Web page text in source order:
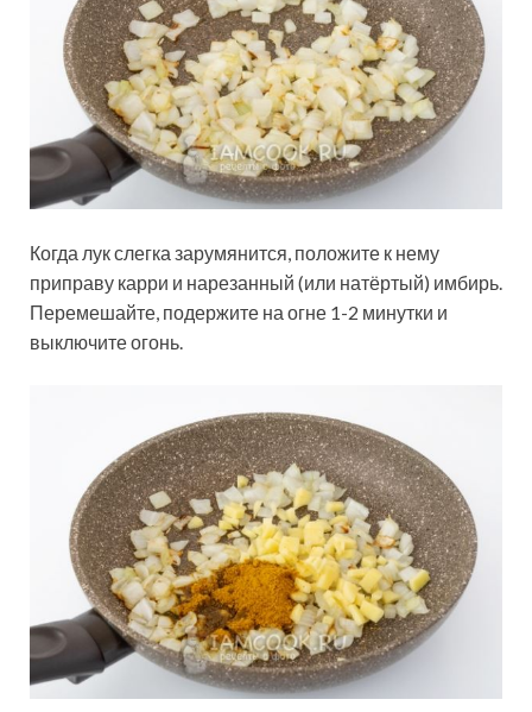
Когда лук слегка зарумянится, положите к нему
приправу карри и нарезанный (или натёртый) имбирь.
Перемешайте, подержите на огне 1-2 минутки и
выключите огонь.